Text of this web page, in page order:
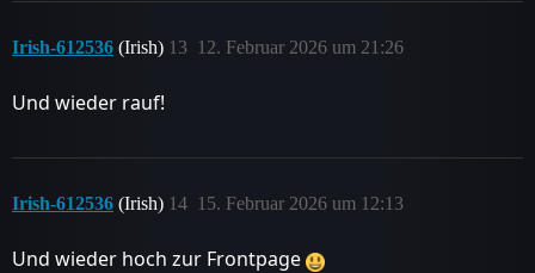
Irish-612536 (Irish) 12. Februar 2026 um 21:26
13
Und wieder rauf!
Irish-612536 (Irish) 15. Februar 2026 um 12:13
14
Und wieder hoch zur Frontpage